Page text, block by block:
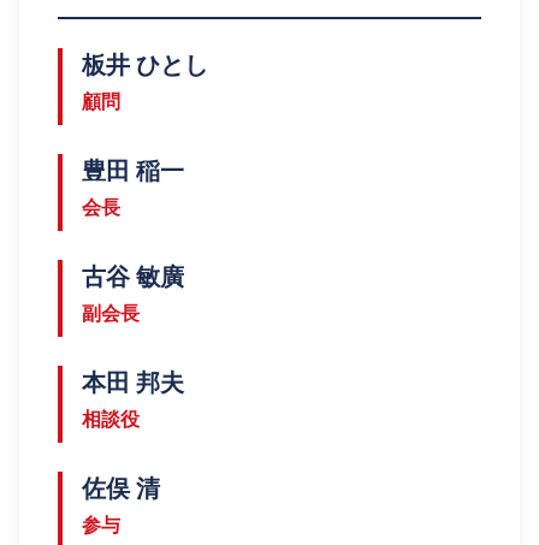
板井 ひとし
顧問
豊田 稲一
会長
古谷 敏廣
副会長
本田 邦夫
相談役
佐俣 清
参与